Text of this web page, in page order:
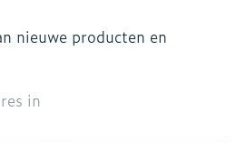
nieuwe producten en